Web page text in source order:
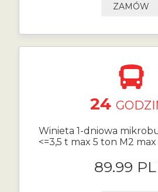
ZAMÓW
24
Winieta 1-dniowa
<=3,5 t max 5 ton M2 max
89.99